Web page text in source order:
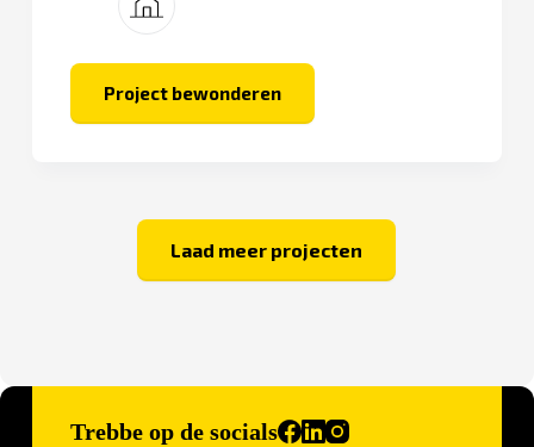
Project bewonderen
Hof
van
Laad meer projecten
Trebbe op de socials